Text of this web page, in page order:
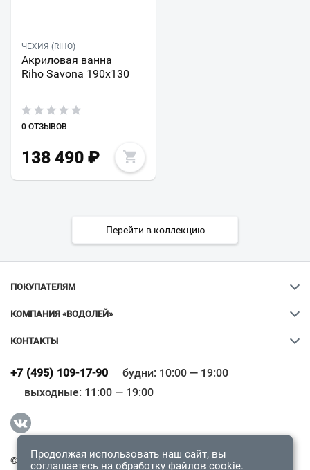
ЧЕХИЯ (RIHO)
Акриловая ванна
Riho Savona 190x130
0 ОТЗЫВОВ
138 490 ₽
Перейти в коллекцию
ПОКУПАТЕЛЯМ
КОМПАНИЯ «ВОДОЛЕЙ»
КОНТАКТЫ
+7 (495) 109-17-90
будни: 10:00 — 19:00
выходные: 11:00 — 19:00
© 2009-2026 «Водолей Онлайн». Все права защищены.
Всё верно
Продолжая использовать наш сайт, вы
соглашаетесь на обработку файлов cookie.